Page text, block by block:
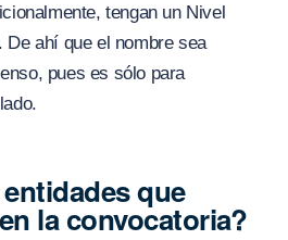
tengan un Nivel
De ahí que el nombre sea
pues es sólo para
que
la convocatoria?